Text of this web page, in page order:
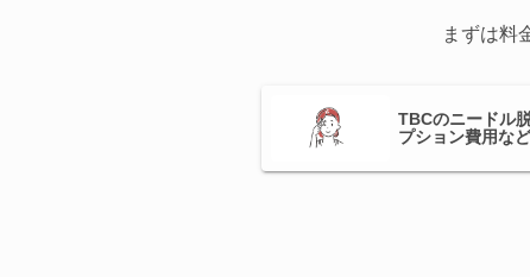
まずは料
TBCのニードル
プション費用な